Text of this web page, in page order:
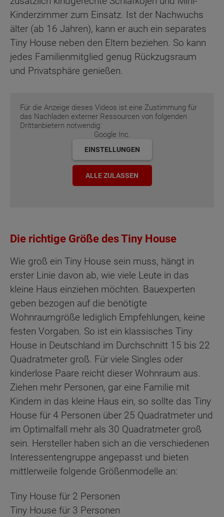
Für die Anzeige dieses Videos ist eine Zustimmung für
das Nachladen externer Ressourcen von folgenden
Drittanbietern notwendig:
Google Inc.
EINSTELLUNGEN
ALLE ZULASSEN
Kinderzimmer zum Einsatz. Ist der Nachwuchs
älter (ab 16 Jahren), kann er auch ein separates
Tiny House neben den Eltern beziehen. So kann
jedes Familienmitglied genug Rückzugsraum
und Privatsphäre genießen.
Die richtige Größe des Tiny House
Wie groß ein Tiny House sein muss, hängt in
erster Linie davon ab, wie viele Leute in das
kleine Haus einziehen möchten. Bauexperten
geben bezogen auf die benötigte
Wohnraumgröße lediglich Empfehlungen, keine
festen Vorgaben. So ist ein klassisches Tiny
House in Deutschland im Durchschnitt 15 bis 22
Quadratmeter groß. Für viele Singles oder
kinderlose Paare reicht dieser Wohnraum aus.
Ziehen mehr Personen, gar eine Familie mit
Kindern in das kleine Haus ein, so sollte das Tiny
House für 4 Personen über 25 Quadratmeter und
im Optimalfall mehr als 30 Quadratmeter groß
sein. Hersteller haben sich an die verschiedenen
Interessentengruppe angepasst und bieten
mittlerweile folgende Größenmodelle an:
Tiny House für 2 Personen
Tiny House für 3 Personen